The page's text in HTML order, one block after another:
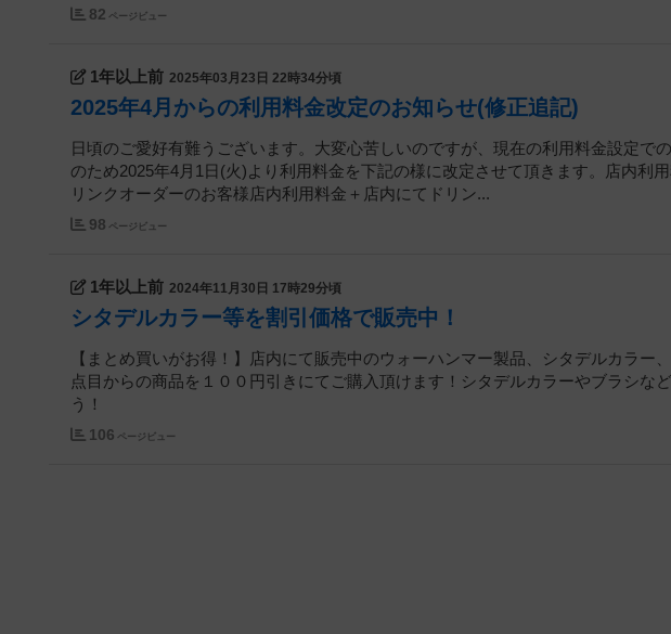
82 ページビュー
1年以上前 2025年03月23日 22時34分頃
2025年4月からの利用料金改定のお知らせ(修正追記)
日頃のご愛好有難うございます。大変心苦しいのですが、現在の利用料金設定で
のため2025年4月1日(火)より利用料金を下記の様に改定させて頂きます。店内利
リンクオーダーのお客様店内利用料金＋店内にてドリン...
98 ページビュー
1年以上前 2024年11月30日 17時29分頃
シタデルカラー等を割引価格で販売中！
【まとめ買いがお得！】店内にて販売中のウォーハンマー製品、シタデルカラー
点目からの商品を１００円引きにてご購入頂けます！シタデルカラーやブラシな
う！
106 ページビュー